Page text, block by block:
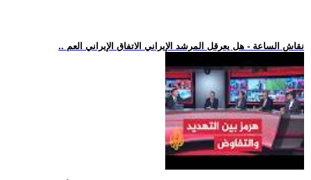
.. نقاش الساعة - هل يعرقل المرشد الإيراني الاتفاق الإيراني العم